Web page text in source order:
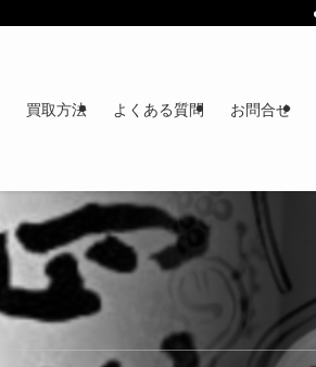
買取方法 よくある質問 お問合せ